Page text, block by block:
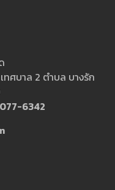
ศบาล 2 ตำบล บางรัก
6342